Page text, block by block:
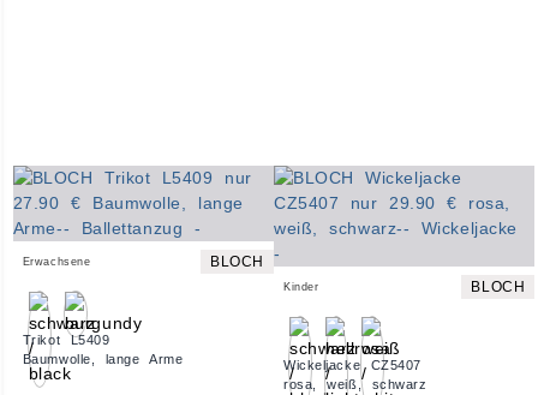
Erwachsene BLOCH
Trikot L5409
Baumwolle, lange Arme
Kinder BLOCH
Wickeljacke CZ5407
rosa, weiß, schwarz